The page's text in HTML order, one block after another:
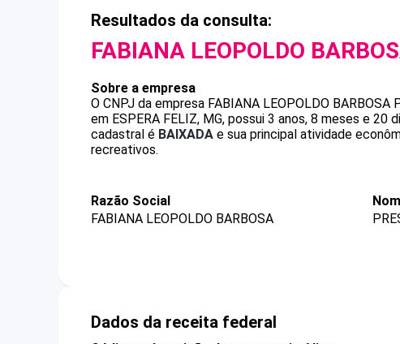
Resultados da consulta:
FABIANA LEOPOLDO
Sobre a empresa
O CNPJ da empresa FABIANA LEOPOLDO BARBOSA
em ESPERA FELIZ, MG, possui 3 anos, 8 meses e
cadastral é BAIXADA e sua principal atividade
recreativos.
Razão Social
FABIANA LEOPOLDO BARBOSA
Dados da receita federal